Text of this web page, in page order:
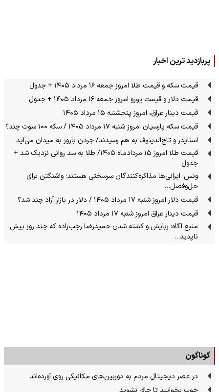
پربازدید ترین اخبار
قیمت سکه و قیمت طلا امروز جمعه ۱۶ مرداد ۱۴۰۵ + جدول
قیمت دلار و قیمت یورو امروز جمعه ۱۶ مرداد ۱۴۰۵ + جدول
قیمت دینار عراق، امروز پنجشنبه ۱۵ مرداد ۱۴۰۵
قیمت سکه پارسیان امروز شنبه ۱۷ مرداد ۱۴۰۵ / سکه ۱۰۰ سوت چند؟
اسنایدر و تاج‌الدینوف به هم رسیدند/ جردن باروز به میدان می‌آید
قیمت طلا امروز ۱۵ مردادماه ۱۴۰۵/ طلا به سد روانی نزدیک شد +
جدول
ونس: ایرانی‌ها مذاکره‌کنندگان سرسختی هستند؛ واشنگتن برای
حل‌وفصل…
قیمت دلار امروز شنبه ۱۷ مرداد ۱۴۰۵ / دلار در بازار آزاد چند شد؟
قیمت دینار عراق امروز شنبه ۱۷ مرداد ۱۴۰۵
منبع آگاه: ربایش و کشته شدن حمیدرضا رجب‌زاده که چند روز پیش
ناپدید…
گوناگون
در عصر دیجیتال مردم به دوربین‌های مکانیکی روی آورده‌اند